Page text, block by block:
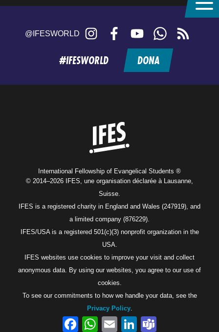
@IFESWORLD Instagram FacebookYouTubeWhatsApp
feed
#IFESWORLD DONA
International Fellowship of Evangelical Students ®
© 2014–2026 IFES, une organisation déclarée à Lausanne,
Suisse.
IFES is a registered charity in England and Wales (247919), and
a limited company (876229).
IFES/USA is a registered 501(c)(3) nonprofit organization in the
USA.
IFES websites use cookies to improve your visit and collect
anonymous data. By using our websites, you agree to our use of
cookies.
To see our commitments to how we handle your data, see the
Privacy Policy.
FacebookWhatsAppEmail LinkedIn